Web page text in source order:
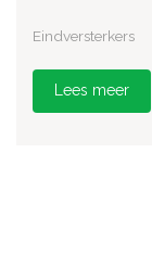
Eindversterkers
Lees meer